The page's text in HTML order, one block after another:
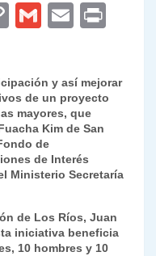
C
y
Li
n
k
G
l
E
l
y así mejorar
de un proyecto
mayores, que
Kim de San
de
de Interés
Ministerio Secretaría
de Los Ríos, Juan
iniciativa beneficia
10 hombres y 10